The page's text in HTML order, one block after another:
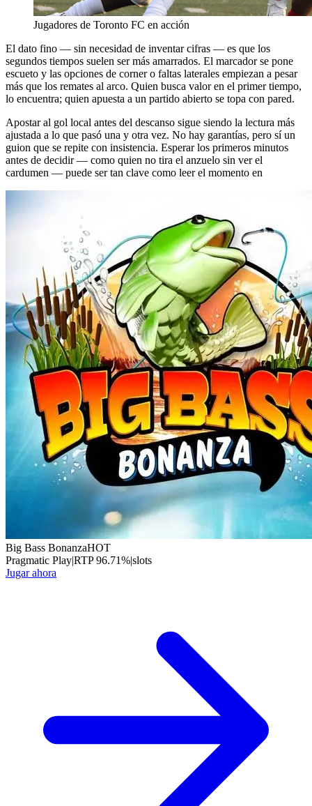
Jugadores de Toronto FC en acción
El dato fino — sin necesidad de inventar cifras — es que los
segundos tiempos suelen ser más amarrados. El marcador se pone
escueto y las opciones de corner o faltas laterales empiezan a pesar
más que los remates al arco. Quien busca valor en el primer tiempo,
lo encuentra; quien apuesta a un partido abierto se topa con pared.
Apostar al gol local antes del descanso sigue siendo la lectura más
ajustada a lo que pasó una y otra vez. No hay garantías, pero sí un
guion que se repite con insistencia. Esperar los primeros minutos
antes de decidir — como quien no tira el anzuelo sin ver el
cardumen — puede ser tan clave como leer el momento en
Big Bass BonanzaHOT
Pragmatic Play|RTP96.71%|slots
Jugar ahora